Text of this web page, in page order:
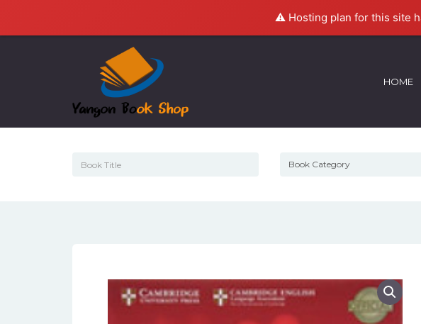
⚠️ Hosting plan for this site
HOME